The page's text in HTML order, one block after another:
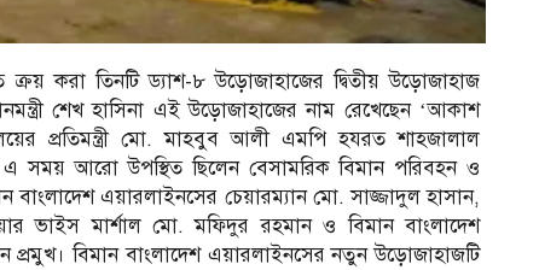
ক্রয় করা তিনটি ড্যাশ-৮ উড়োজাহাজের দ্বিতীয় উড়োজাহাজ
শেখ হাসিনা এই উড়োজাহাজের নাম রেখেছেন ‘আকাশ
প্রতিমন্ত্রী মো. মাহবুব আলী এমপি হযরত শাহজালাল
এ সময় আরো উপস্থিত ছিলেন বেসামরিক বিমান পরিবহন ও
বাংলাদেশ এয়ারলাইনসের চেয়ারম্যান মো. সাজ্জাদুল হাসান,
ভাইস মার্শাল মো. মফিদুর রহমান ও বিমান বাংলাদেশ
বিমান বাংলাদেশ এয়ারলাইনসের নতুন উড়োজাহাজটি